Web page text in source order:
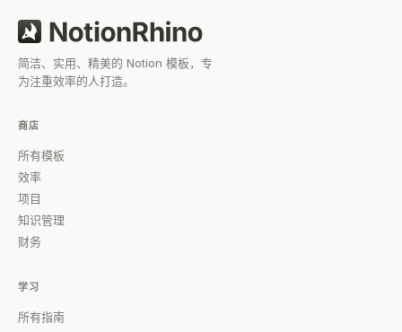
简洁、实用、精美的 Notion 模板，专
为注重效率的人打造。
商店
所有模板
效率
项目
知识管理
财务
学习
所有指南